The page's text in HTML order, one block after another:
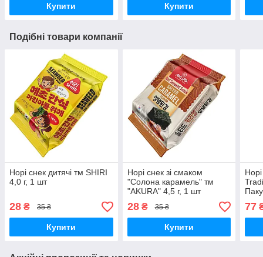
Купити Купити
Подібні товари компанії
Норі снек дитячі тм SHIRI
4,0 г, 1 шт
28 ₴ 35 ₴
Купити
Норі снек зі смаком
"Солона карамель" тм
"AKURA" 4,5 г, 1 шт
28₴ 35 ₴
Купити
77